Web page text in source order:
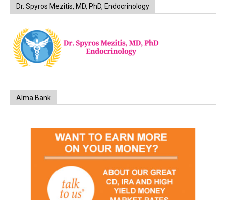
Dr. Spyros Mezitis, MD, PhD, Endocrinology
Alma Bank